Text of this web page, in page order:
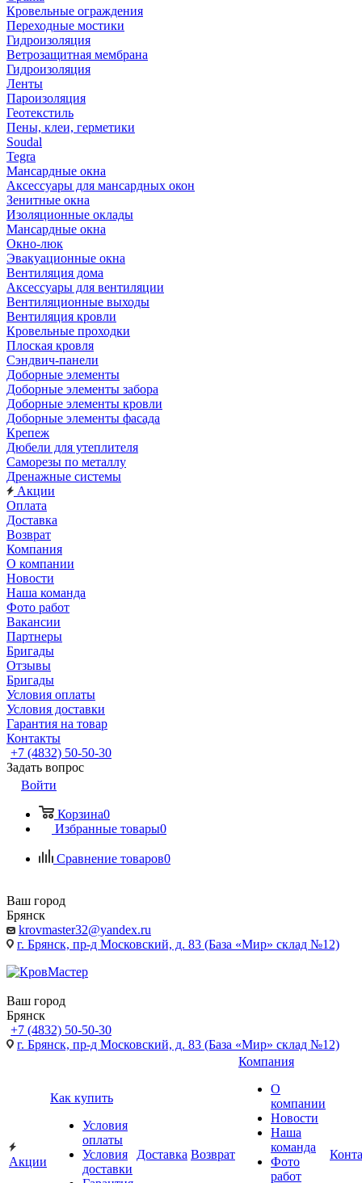
Кровельные ограждения
Переходные мостики
Гидроизоляция
Ветрозащитная мембрана
Гидроизоляция
Ленты
Пароизоляция
Геотекстиль
Пены, клеи, герметики
Soudal
Tegra
Мансардные окна
Аксессуары для мансардных окон
Зенитные окна
Изоляционные оклады
Мансардные окна
Окно-люк
Эвакуационные окна
Вентиляция дома
Аксессуары для вентиляции
Вентиляционные выходы
Вентиляция кровли
Кровельные проходки
Плоская кровля
Сэндвич-панели
Доборные элементы
Доборные элементы забора
Доборные элементы кровли
Доборные элементы фасада
Крепеж
Дюбели для утеплителя
Саморезы по металлу
Дренажные системы
Акции
Оплата
Доставка
Возврат
Компания
О компании
Новости
Наша команда
Фото работ
Вакансии
Партнеры
Бригады
Отзывы
Бригады
Условия оплаты
Условия доставки
Гарантия на товар
Контакты
+7 (4832) 50-50-30
Задать вопрос
Войти
Корзина0
Избранные товары0
Сравнение товаров0
Ваш город
Брянск
krovmaster32@yandex.ru
г. Брянск, пр-д Московский, д. 83 (База «Мир» склад №12)
Ваш город
Брянск
+7 (4832) 50-50-30
г. Брянск, пр-д Московский, д. 83 (База «Мир» склад №12)
Акции
Как купить
Условия
оплаты
Условия
доставки
Доставка Возврат
Компания
О
компании
Новости
Наша
команда
Фото
работ